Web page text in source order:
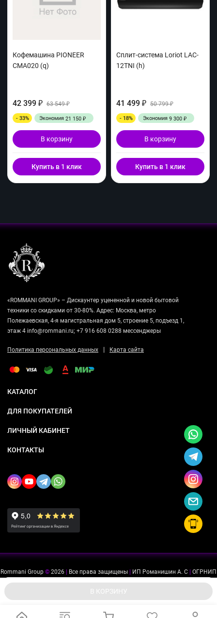
В КОРЗИНУ
Кофемашина PIONEER
CMA020 (q)
42 399 ₽ 63 549₽
- 33% Экономия 21 150 ₽
В корзину
Купить в 1 клик
Сплит-система Loriot LAC-
12TNI (h)
41 499 ₽ 50 799₽
- 18% Экономия 9 300 ₽
В корзину
Купить в 1 клик
«ROMMANI GROUP» – Дискаунтер уцененной и новой бытовой
техники со скидками от 30-80%. Адрес: Москва, метро
Полежаевская, 4-я магистральная дом 5, строение 5, подъезд 1,
этаж 4 info@rommani.ru; +7 916 608 0288 мессенджеры
Политика персональных данных | Карта сайта
КАТАЛОГ
ДЛЯ ПОКУПАТЕЛЕЙ
ЛИЧНЫЙ КАБИНЕТ
КОНТАКТЫ
Rommani Group © 2026 Все права защищены ИП Романишин А. С
ОГРНИП